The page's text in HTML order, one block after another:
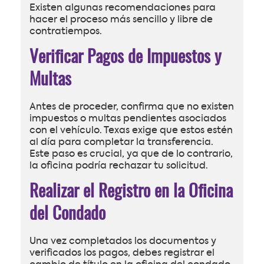
Existen algunas recomendaciones para
hacer el proceso más sencillo y libre de
contratiempos.
Verificar Pagos de Impuestos y
Multas
Antes de proceder, confirma que no existen
impuestos o multas pendientes asociados
con el vehículo. Texas exige que estos estén
al día para completar la transferencia.
Este paso es crucial, ya que de lo contrario,
la oficina podría rechazar tu solicitud.
Realizar el Registro en la Oficina
del Condado
Una vez completados los documentos y
verificados los pagos, debes registrar el